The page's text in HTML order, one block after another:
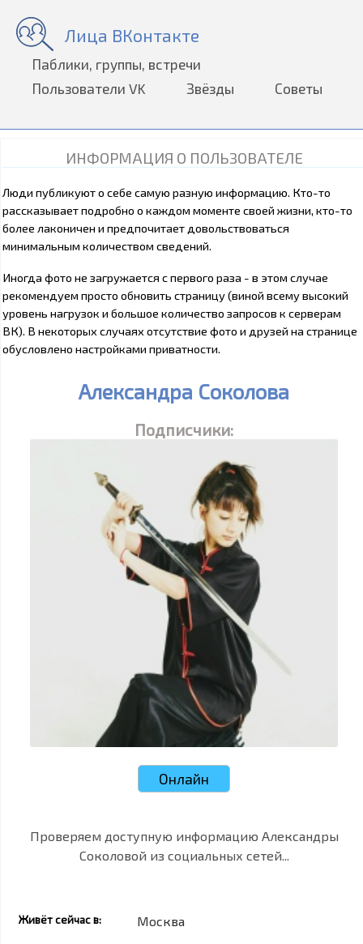
Лица ВКонтакте
Паблики, группы, встречи
Пользователи VK
Звёзды Советы
ИНФОРМАЦИЯ О ПОЛЬЗОВАТЕЛЕ
Люди публикуют о себе самую разную информацию. Кто-то
рассказывает подробно о каждом моменте своей жизни, кто-то
более лаконичен и предпочитает довольствоваться
минимальным количеством сведений.
Иногда фото не загружается с первого раза - в этом случае
рекомендуем просто обновить страницу (виной всему высокий
уровень нагрузок и большое количество запросов к серверам
ВК). В некоторых случаях отсутствие фото и друзей на странице
обусловлено настройками приватности.
Александра Соколова
Подписчики:
Онлайн
Проверяем доступную информацию Александры
Соколовой из социальных сетей...
Живёт сейчас в: Москва